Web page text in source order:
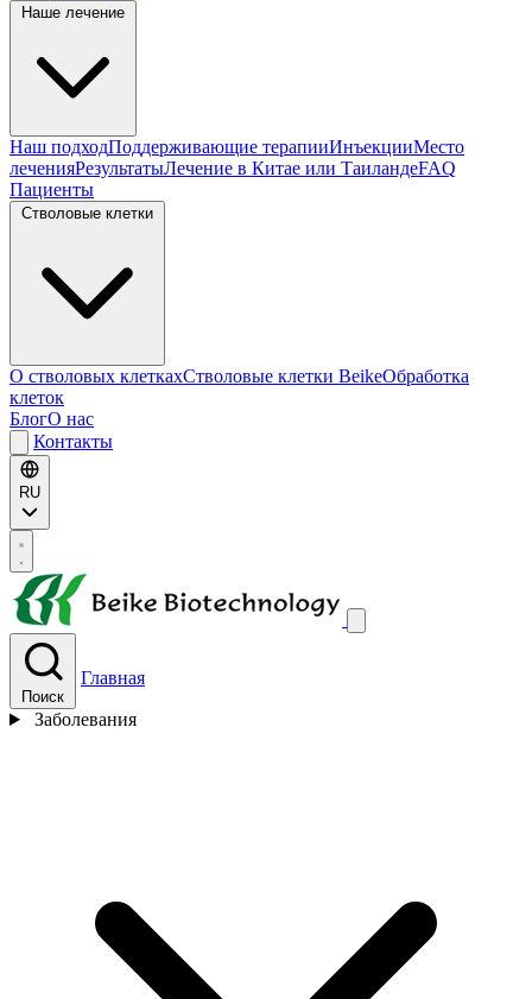
Наш подходПоддерживающие терапииИнъекцииМесто
леченияРезультатыЛечение в Китае или ТаиландеFAQ
Пациенты
О стволовых клеткахСтволовые клетки BeikeОбработка
клеток
БлогО нас
Контакты
RU
Поиск
Главная
Заболевания